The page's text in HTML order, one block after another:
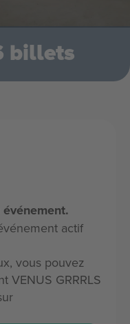
billets
actif
vous pouvez
VENUS GRRRLS